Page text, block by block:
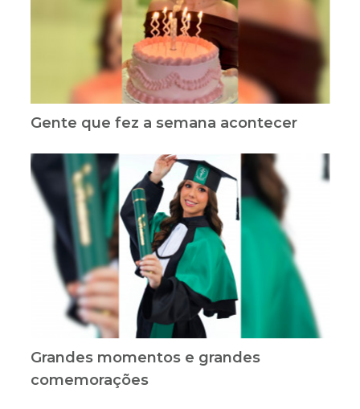
Gente que fez a semana acontecer
Grandes momentos e grandes
comemorações